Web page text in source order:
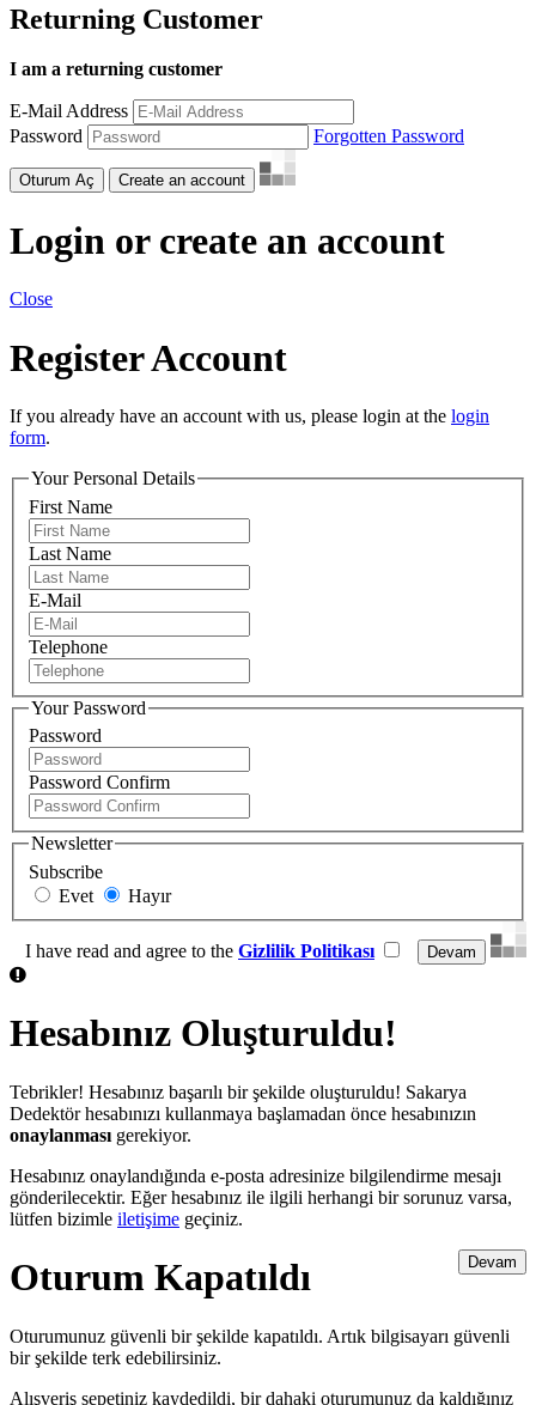
Returning Customer
I am a returning customer
E-Mail Address
Password
Forgotten Password
Oturum Aç Create an account
Login or create an account
Close
Register Account
If you already have an account with us, please login at the login
form.
Your Personal Details
First Name
Last Name
E-Mail
Telephone
Your Password
Password
Password Confirm
Newsletter
Subscribe
Evet
Hayır
I have read and agree to the Gizlilik Politikası
Hesabınız Oluşturuldu!
Tebrikler! Hesabınız başarılı bir şekilde oluşturuldu! Sakarya
Dedektör hesabınızı kullanmaya başlamadan önce hesabınızın
onaylanması gerekiyor.
Hesabınız onaylandığında e-posta adresinize bilgilendirme mesajı
gönderilecektir. Eğer hesabınız ile ilgili herhangi bir sorunuz varsa,
lütfen bizimle iletişime geçiniz.
Devam
Oturum Kapatıldı
Oturumunuz güvenli bir şekilde kapatıldı. Artık bilgisayarı güvenli
bir şekilde terk edebilirsiniz.
Alışveriş sepetiniz kaydedildi, bir dahaki oturumunuz da kaldığınız